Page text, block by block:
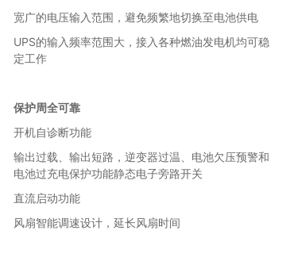
宽广的电压输入范围，避免频繁地切换至电池供电
UPS的输入频率范围大，接入各种燃油发电机均可稳
定工作
保护周全可靠
开机自诊断功能
输出过载、输出短路，逆变器过温、电池欠压预警和
电池过充电保护功能静态电子旁路开关
直流启动功能
风扇智能调速设计，延长风扇时间